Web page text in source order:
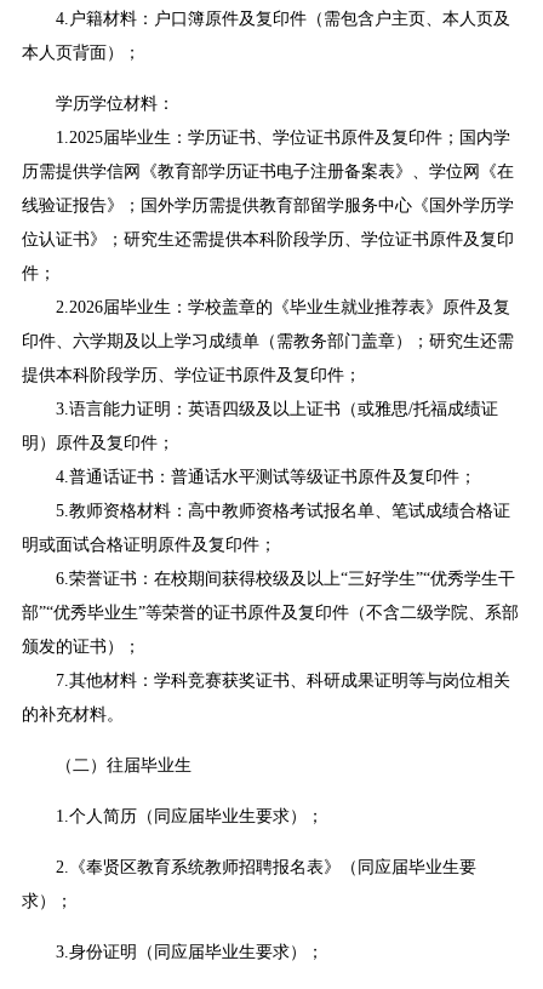
4.户籍材料：户口簿原件及复印件（需包含户主页、本人页及
本人页背面）；
学历学位材料：
1.2025届毕业生：学历证书、学位证书原件及复印件；国内学
历需提供学信网《教育部学历证书电子注册备案表》、学位网《在
线验证报告》；国外学历需提供教育部留学服务中心《国外学历学
位认证书》；研究生还需提供本科阶段学历、学位证书原件及复印
件；
2.2026届毕业生：学校盖章的《毕业生就业推荐表》原件及复
印件、六学期及以上学习成绩单（需教务部门盖章）；研究生还需
提供本科阶段学历、学位证书原件及复印件；
3.语言能力证明：英语四级及以上证书（或雅思/托福成绩证
明）原件及复印件；
4.普通话证书：普通话水平测试等级证书原件及复印件；
5.教师资格材料：高中教师资格考试报名单、笔试成绩合格证
明或面试合格证明原件及复印件；
6.荣誉证书：在校期间获得校级及以上“三好学生”“优秀学生干
部”“优秀毕业生”等荣誉的证书原件及复印件（不含二级学院、系部
颁发的证书）；
7.其他材料：学科竞赛获奖证书、科研成果证明等与岗位相关
的补充材料。
（二）往届毕业生
1.个人简历（同应届毕业生要求）；
2.《奉贤区教育系统教师招聘报名表》（同应届毕业生要
求）；
3.身份证明（同应届毕业生要求）；